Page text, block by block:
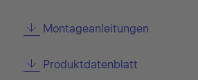
Montageanleitungen
Produktdatenblatt